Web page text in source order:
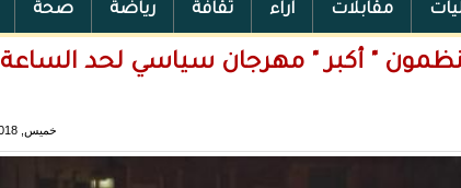
مقابلات آراء ثقافة رياضة صحة
ينظمون " أكبر " مهرجان سياسي لحد الساعة
خميس, 23/08/2018 - 02:14